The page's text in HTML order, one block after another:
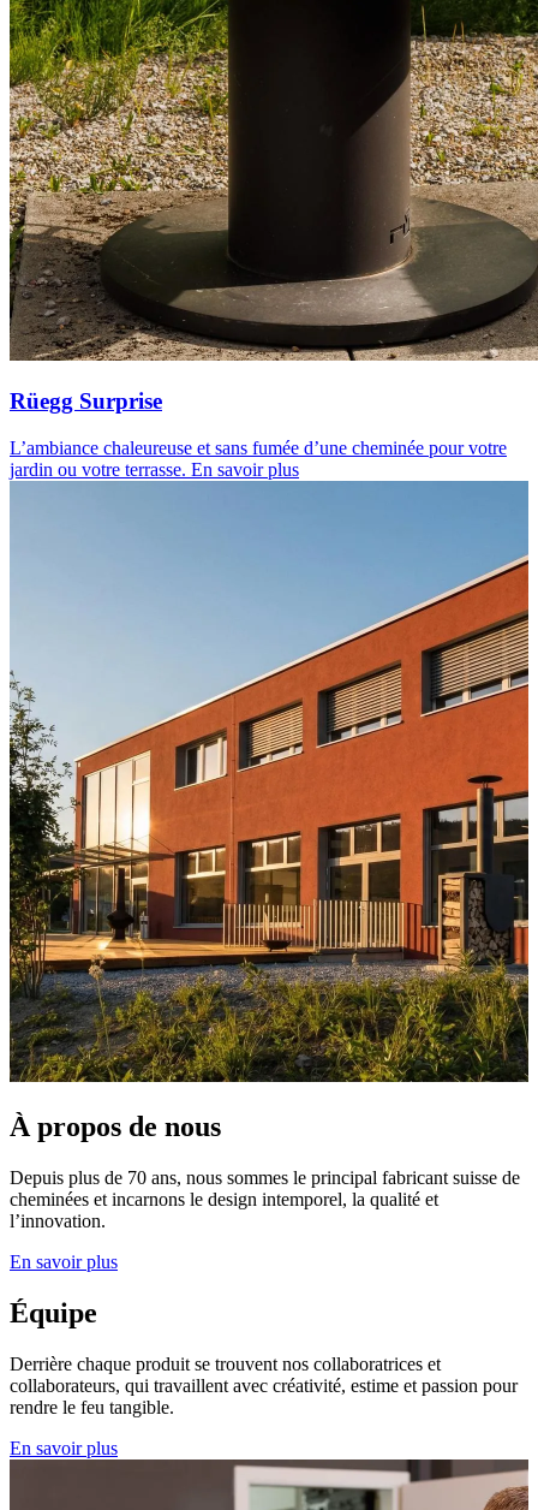
Rüegg Surprise
L’ambiance chaleureuse et sans fumée d’une cheminée pour votre
jardin ou votre terrasse. En savoir plus
À propos de nous
Depuis plus de 70 ans, nous sommes le principal fabricant suisse de
cheminées et incarnons le design intemporel, la qualité et
l’innovation.
En savoir plus
Équipe
Derrière chaque produit se trouvent nos collaboratrices et
collaborateurs, qui travaillent avec créativité, estime et passion pour
rendre le feu tangible.
En savoir plus